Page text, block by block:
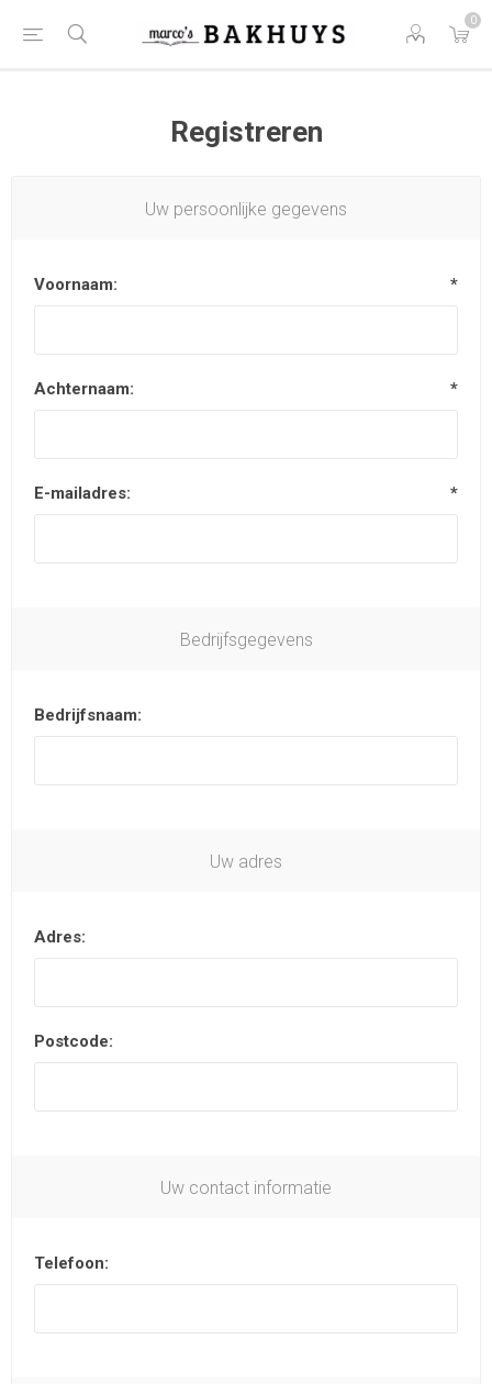
0
Registreren
Uw persoonlijke gegevens
Voornaam: *
Achternaam: *
E-mailadres: *
Bedrijfsgegevens
Bedrijfsnaam:
Uw adres
Adres:
Postcode:
Uw contact informatie
Telefoon: